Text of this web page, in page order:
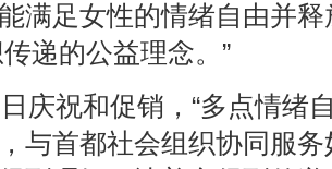
满足女性的情绪自由并释
递的公益理念。”
庆祝和促销，“多点情绪
与首都社会组织协同服